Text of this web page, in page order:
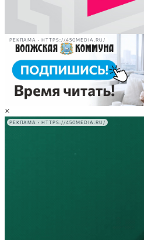
РЕКЛАМА • HTTPS://450MEDIA.RU/
×
РЕКЛАМА • HTTPS://450MEDIA.RU/